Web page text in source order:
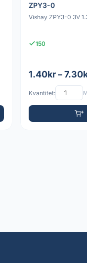
ZPY3-0
Vishay ZPY3-0 3V
150
1.40kr –
Kvantitet: